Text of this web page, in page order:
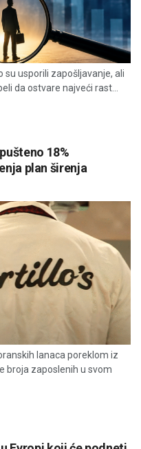
usporili zapošljavanje, ali
da ostvare najveći rast...
18%
plan širenja
lanaca poreklom iz
broja zaposlenih u svom